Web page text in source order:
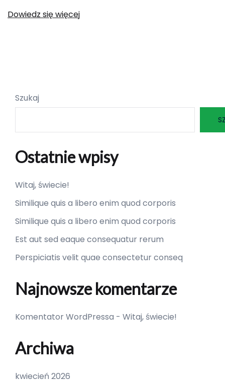
Dowiedz się więcej
Szukaj
Ostatnie wpisy
Witaj, świecie!
Similique quis a libero enim quod corporis
Similique quis a libero enim quod corporis
Est aut sed eaque consequatur rerum
Perspiciatis velit quae consectetur conseq
Najnowsze komentarze
Komentator WordPressa - Witaj, świecie!
Archiwa
kwiecień 2026